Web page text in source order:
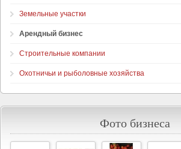
Земельные участки
Арендный бизнес
Строительные компании
Охотничьи и рыболовные хозяйства
Фото бизнеса